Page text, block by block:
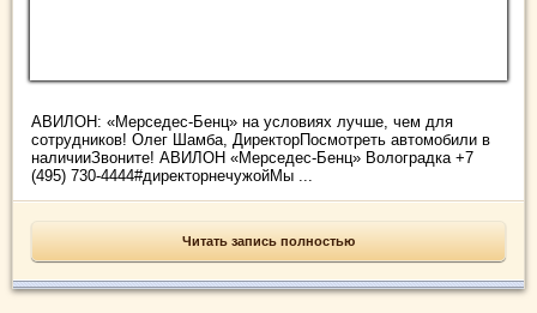
АВИЛОН: «Мерседес-Бенц» на условиях лучше, чем для
сотрудников! Олег Шамба, ДиректорПосмотреть автомобили в
наличииЗвоните! АВИЛОН «Мерседес-Бенц» Волоградка +7
(495) 730-4444#директорнечужойМы ...
Читать запись полностью